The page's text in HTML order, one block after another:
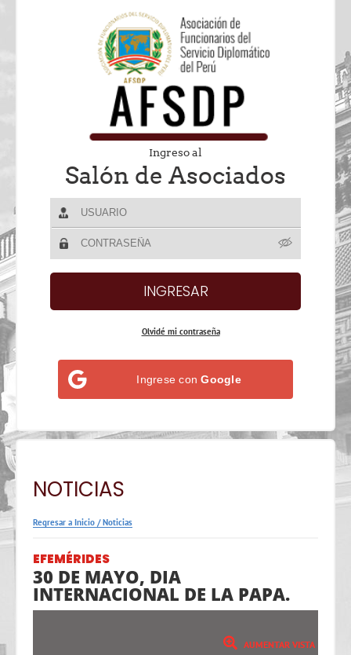
Ingreso al
Salón de Asociados
Olvidé mi contraseña
Ingrese conGoogle
NOTICIAS
Regresar a Inicio /Noticias
EFEMÉRIDES
30 DE MAYO, DIA
INTERNACIONAL DE LA PAPA.